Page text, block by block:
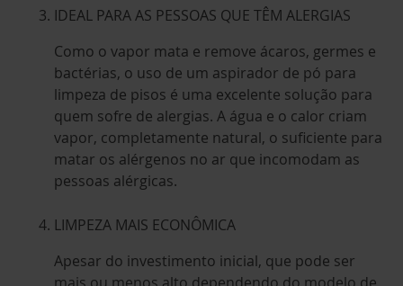
IDEAL PARA AS PESSOAS QUE TÊM ALERGIAS
Como o vapor mata e remove ácaros, germes e
bactérias, o uso de um aspirador de pó para
limpeza de pisos é uma excelente solução para
quem sofre de alergias. A água e o calor criam
vapor, completamente natural, o suficiente para
matar os alérgenos no ar que incomodam as
pessoas alérgicas.
LIMPEZA MAIS ECONÔMICA
Apesar do investimento inicial, que pode ser